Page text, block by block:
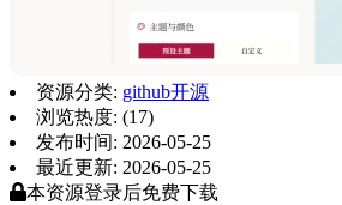
资源分类: github开源
浏览热度: (17)
发布时间: 2026-05-25
最近更新: 2026-05-25
本资源登录后免费下载